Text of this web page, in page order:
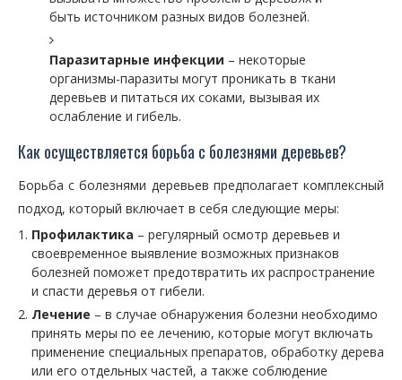
быть источником разных видов болезней.
Паразитарные инфекции – некоторые
организмы-паразиты могут проникать в ткани
деревьев и питаться их соками, вызывая их
ослабление и гибель.
Как осуществляется борьба с болезнями деревьев?
Борьба с болезнями деревьев предполагает комплексный
подход, который включает в себя следующие меры:
Профилактика – регулярный осмотр деревьев и
своевременное выявление возможных признаков
болезней поможет предотвратить их распространение
и спасти деревья от гибели.
Лечение – в случае обнаружения болезни необходимо
принять меры по ее лечению, которые могут включать
применение специальных препаратов, обработку дерева
или его отдельных частей, а также соблюдение